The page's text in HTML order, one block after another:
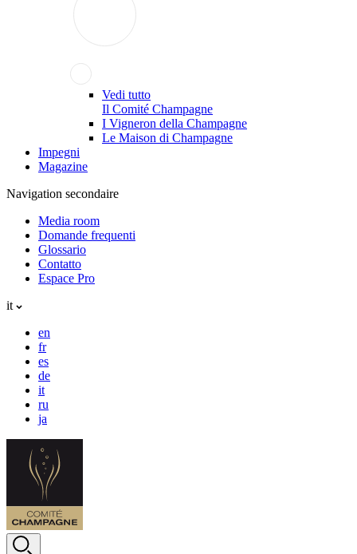
Vedi tutto
Il Comité Champagne
I Vigneron della Champagne
Le Maison di Champagne
Impegni
Magazine
Navigation secondaire
Media room
Domande frequenti
Glossario
Contatto
Espace Pro
it
en
fr
es
de
it
ru
ja